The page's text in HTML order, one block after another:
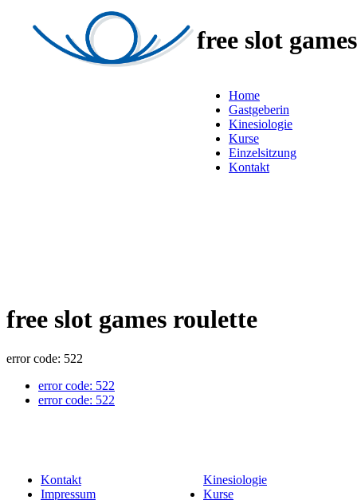
free slot
Home
Gastgeberin
Kinesiologie
Kurse
Einzelsitzung
Kontakt
free slot games roulette
error code: 522
error code: 522
error code: 522
Kontakt
Impressum
Kinesiologie
Kurse